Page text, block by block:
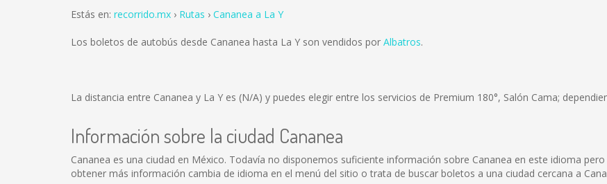
Estás en: recorrido.mx Rutas Cananea a La Y
Los boletos de autobús desde Cananea hasta La Y son vendidos por Albatros.
La distancia entre Cananea y La Y es (N/A) y puedes elegir entre los servicios de Premium 180°, Salón Cama;
Información sobre la ciudad Cananea
Cananea es una ciudad en México. Todavía no disponemos suficiente información sobre Cananea en este idioma
obtener más información cambia de idioma en el menú del sitio o trata de buscar boletos a una ciudad cercana a